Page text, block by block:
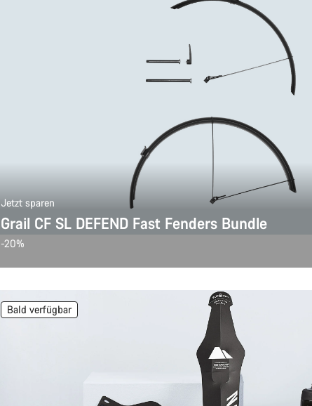
Jetzt sparen
Grail CF SL DEFEND Fast Fenders Bundle
-20%
Bald verfügbar
Benötigst du
Unsere Experten stehen